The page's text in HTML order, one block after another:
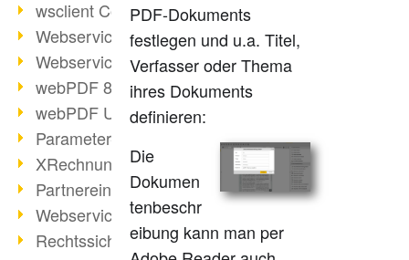
wsclient Converter
Webservice Toolbox (3)
Webservice PDF/A
webPDF 8 Neuerungen (Teil 2)
webPDF Update 8.0.0.2058
Parameter-Umstellung
XRechnung bei deutschen Behörden
Partnereinsatz unserer Software
Webservice Beispiel: XMP-Metadaten
Rechtssichere Mail-Archivierung (2)
PDF-Dokuments
festlegen und u.a. Titel,
Verfasser oder Thema
ihres Dokuments
definieren:
Die
Dokumen
tenbeschr
eibung kann man per